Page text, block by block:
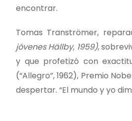
encontrar.
Tomas Tranströmer,
jóvenes Hällby, 1959),
y que profetizó con
(“Allegro”, 1962), Premio
despertar. “El mundo y yo